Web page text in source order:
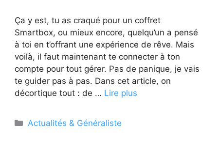
Ça y est, tu as craqué pour un coffret
Smartbox, ou mieux encore, quelqu’un a pensé
à toi en t’offrant une expérience de rêve. Mais
voilà, il faut maintenant te connecter à ton
compte pour tout gérer. Pas de panique, je vais
te guider pas à pas. Dans cet article, on
décortique tout : de … Lire plus
Catégories
Actualités & Généraliste